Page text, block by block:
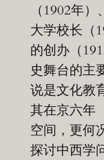
（1902年
大学校长（
的创办（
史舞台的主
说是文化教
其在京六年
空间，更何
探讨中西学